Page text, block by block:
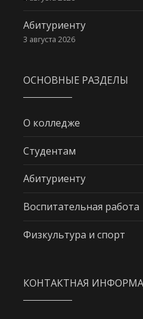
Абитуриенту
3 августа 2026
ОСНОВНЫЕ РАЗДЕЛЫ
О колледже
Студентам
Абитуриенту
Воспитательная работа
Физкультура и спорт
КОНТАКТНАЯ